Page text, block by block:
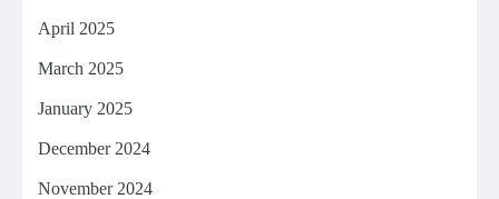
April 2025
March 2025
January 2025
December 2024
November 2024